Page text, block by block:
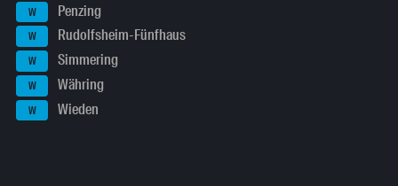
W Penzing
W Rudolfsheim-Fünfhaus
W Simmering
W Währing
W Wieden